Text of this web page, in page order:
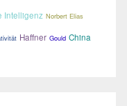
Intelligenz Norbert Elias
Haffner Gould China